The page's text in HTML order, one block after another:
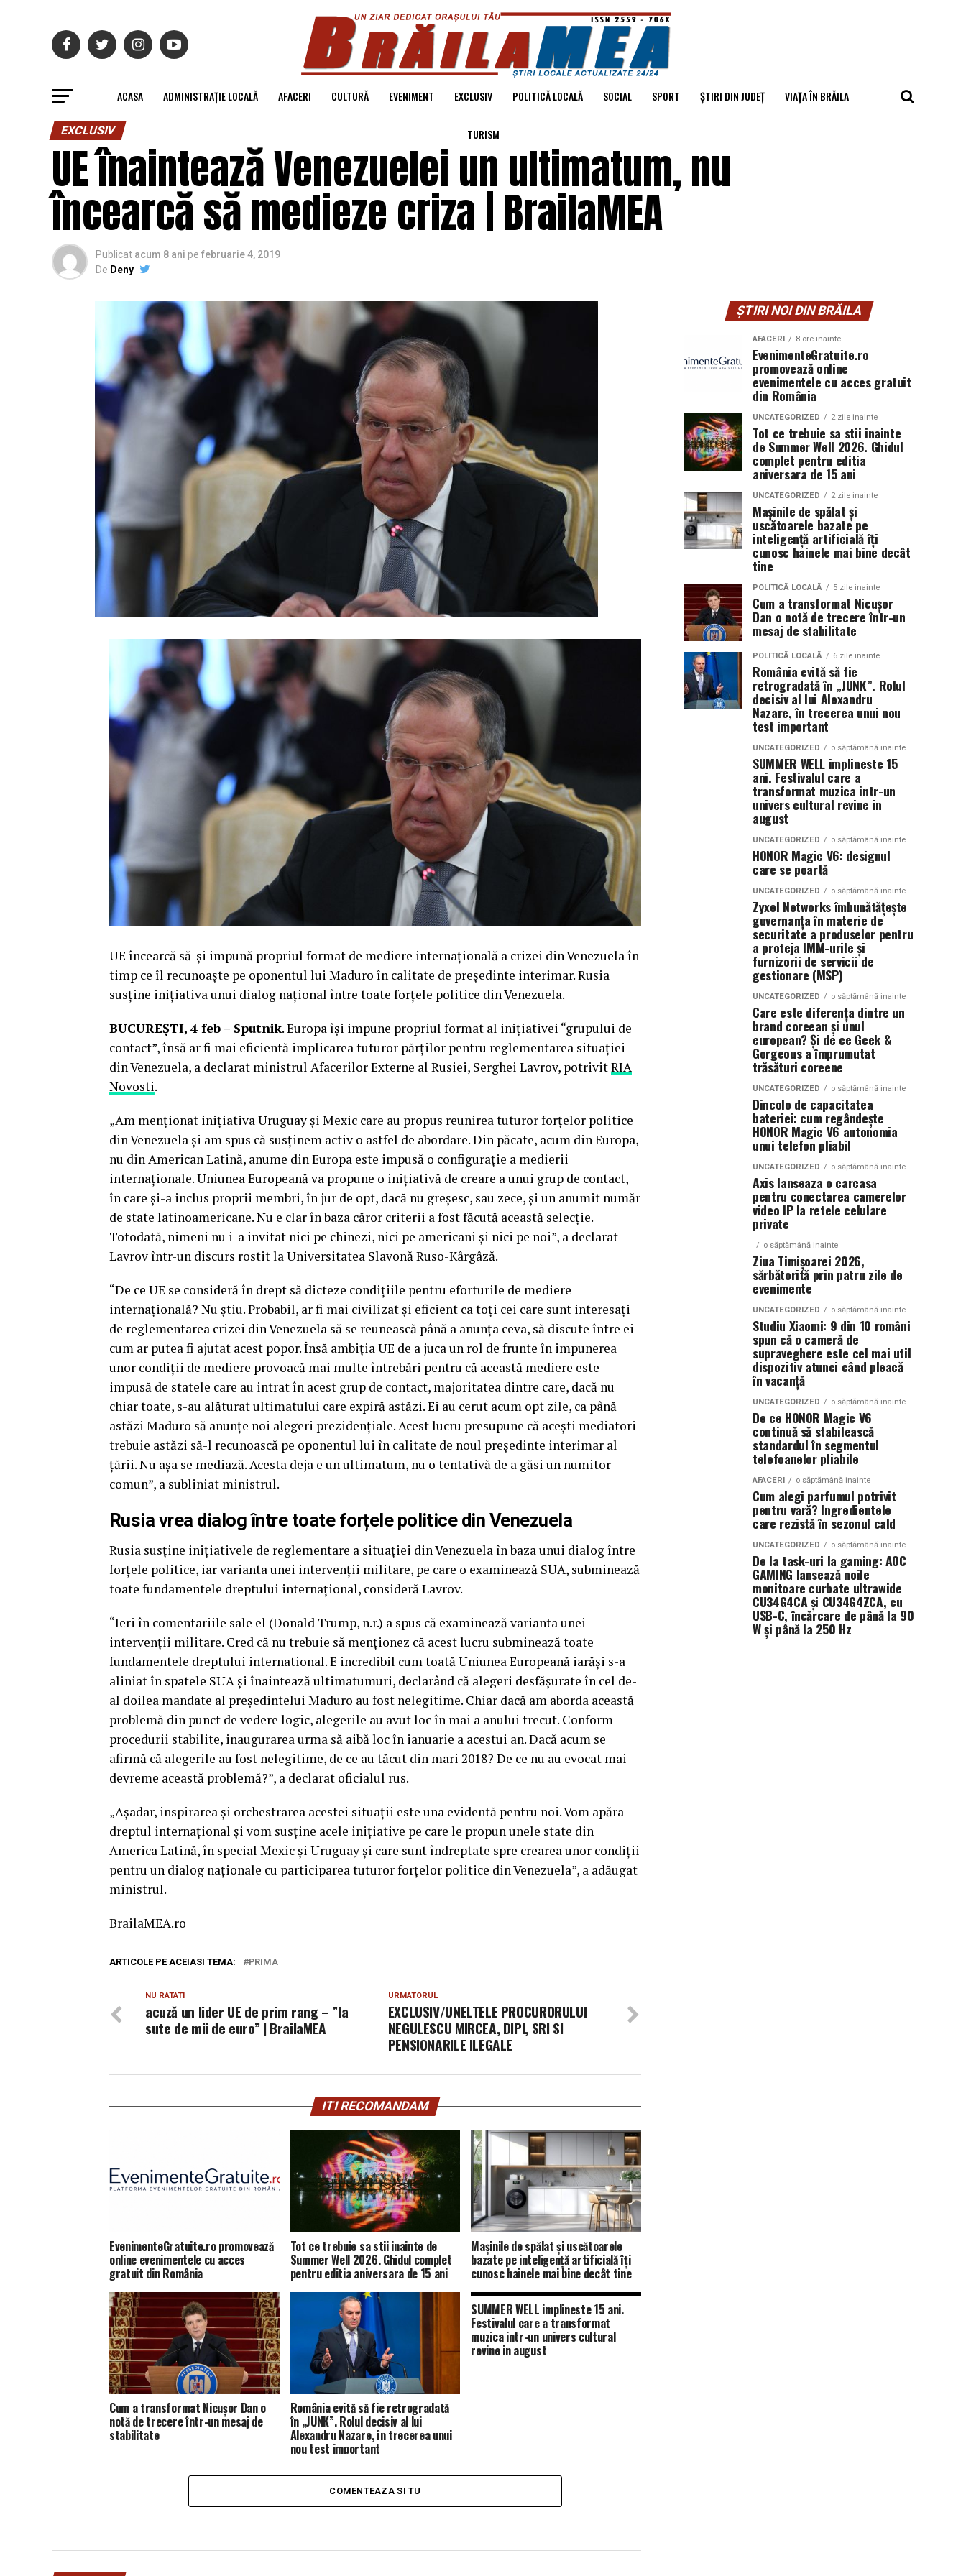
ACASA ADMINISTRAȚIE LOCALĂ AFACERI CULTURĂ EVENIMENT EXCLUSIV POLITICĂ LOCALĂ SOCIAL SPORT ȘTIRI DIN JUDEȚ VIAȚA ÎN BRĂILA
TURISM
EXCLUSIV
UE înaintează Venezuelei un ultimatum, nu
încearcă să medieze criza | BrailaMEA
Publicat acum 8 ani pe februarie 4, 2019
De Deny
UE încearcă să-și impună propriul format de mediere internațională a crizei din Venezuela în
timp ce îl recunoaște pe oponentul lui Maduro în calitate de președinte interimar. Rusia
susține inițiativa unui dialog național între toate forțele politice din Venezuela.
BUCUREȘTI, 4 feb – Sputnik. Europa își impune propriul format al inițiativei “grupului de
contact”, însă ar fi mai eficientă implicarea tuturor părților pentru reglementarea situației
din Venezuela, a declarat ministrul Afacerilor Externe al Rusiei, Serghei Lavrov, potrivitRIA
Novosti.
„Am menționat inițiativa Uruguay și Mexic care au propus reunirea tuturor forțelor politice
din Venezuela și am spus că susținem activ o astfel de abordare. Din păcate, acum din Europa,
nu din American Latină, anume din Europa este impusă o configurație a medierii
internaționale. Uniunea Europeană va propune o inițiativă de creare a unui grup de contact,
în care și-a inclus proprii membri, în jur de opt, dacă nu greșesc, sau zece, și un anumit număr
de state latinoamericane. Nu e clar în baza căror criterii a fost făcută această selecție.
Totodată, nimeni nu i-a invitat nici pe chinezi, nici pe americani și nici pe noi”, a declarat
Lavrov într-un discurs rostit la Universitatea Slavonă Ruso-Kârgâză.
“De ce UE se consideră în drept să dicteze condițiile pentru eforturile de mediere
internațională? Nu știu. Probabil, ar fi mai civilizat și eficient ca toți cei care sunt interesați
de reglementarea crizei din Venezuela să se reunească până a anunța ceva, să discute între ei
cum ar putea fi ajutat acest popor. Însă ambiția UE de a juca un rol de frunte în impunerea
unor condiții de mediere provoacă mai multe întrebări pentru că această mediere este
impusă de statele care au intrat în acest grup de contact, majoritatea dintre care, dacă nu
chiar toate, s-au alăturat ultimatului care expiră astăzi. Ei au cerut acum opt zile, ca până
astăzi Maduro să anunțe noi alegeri prezidențiale. Acest lucru presupune că acești mediatori
trebuie astăzi să-l recunoască pe oponentul lui în calitate de noul președinte interimar al
țării. Nu așa se mediază. Acesta deja e un ultimatum, nu o tentativă de a găsi un numitor
comun”, a subliniat ministrul.
Rusia vrea dialog între toate forțele politice din Venezuela
Rusia susține inițiativele de reglementare a situației din Venezuela în baza unui dialog între
forțele politice, iar varianta unei intervenții militare, pe care o examinează SUA, subminează
toate fundamentele dreptului internațional, consideră Lavrov.
“Ieri în comentariile sale el (Donald Trump, n.r.) a spus că examinează varianta unei
intervenții militare. Cred că nu trebuie să menționez că acest lucru subminează toate
fundamentele dreptului international. E incredibil cum toată Uniunea Europeană iarăși s-a
aliniat în spatele SUA și înaintează ultimatumuri, declarând că alegeri desfășurate în cel de-
al doilea mandate al președintelui Maduro au fost nelegitime. Chiar dacă am aborda această
problemă din punct de vedere logic, alegerile au avut loc în mai a anului trecut. Conform
procedurii stabilite, inaugurarea urma să aibă loc în ianuarie a acestui an. Dacă acum se
afirmă că alegerile au fost nelegitime, de ce au tăcut din mari 2018? De ce nu au evocat mai
devreme această problemă?”, a declarat oficialul rus.
„Așadar, inspirarea și orchestrarea acestei situații este una evidentă pentru noi. Vom apăra
dreptul internațional și vom susține acele inițiative pe care le propun unele state din
America Latină, în special Mexic și Uruguay și care sunt îndreptate spre crearea unor condiții
pentru un dialog naționale cu participarea tuturor forțelor politice din Venezuela”, a adăugat
ministrul.
BrailaMEA.ro
ARTICOLE PE ACEIASI TEMA: PRIMA
URMATORUL
EXCLUSIV/UNELTELE PROCURORULUI
NEGULESCU MIRCEA, DIPI, SRI SI
PENSIONARILE ILEGALE
NU RATATI
acuză un lider UE de prim rang – ”Ia
sute de mii de euro” | BrailaMEA
ITI RECOMANDAM
EvenimenteGratuite.ro promovează
online evenimentele cu acces
gratuit din România
Tot ce trebuie sa stii inainte de
Summer Well 2026. Ghidul complet
pentru editia aniversara de 15 ani
Mașinile de spălat și uscătoarele
bazate pe inteligență artificială îți
cunosc hainele mai bine decât tine
Cum a transformat Nicușor Dan o
notă de trecere într-un mesaj de
stabilitate
România evită să fie retrogradată
în „JUNK”. Rolul decisiv al lui
Alexandru Nazare, în trecerea unui
nou test important
SUMMER WELL implineste 15 ani.
Festivalul care a transformat
muzica intr-un univers cultural
revine in august
COMENTEAZA SI TU
ȘTIRI NOI DIN BRĂILA
AFACERI 8 ore inainte
EvenimenteGratuite.ro
promovează online
evenimentele cu acces gratuit
din România
UNCATEGORIZED 2 zile inainte
Tot ce trebuie sa stii inainte
de Summer Well 2026. Ghidul
complet pentru editia
aniversara de 15 ani
UNCATEGORIZED 2 zile inainte
Mașinile de spălat și
uscătoarele bazate pe
inteligență artificială îți
cunosc hainele mai bine decât
tine
POLITICĂ LOCALĂ 5 zile inainte
Cum a transformat Nicușor
Dan o notă de trecere într-un
mesaj de stabilitate
POLITICĂ LOCALĂ 6 zile inainte
România evită să fie
retrogradată în „JUNK”. Rolul
decisiv al lui Alexandru
Nazare, în trecerea unui nou
test important
UNCATEGORIZED o săptămână inainte
SUMMER WELL implineste 15
ani. Festivalul care a
transformat muzica intr-un
univers cultural revine in
august
UNCATEGORIZED o săptămână inainte
HONOR Magic V6: designul
care se poartă
UNCATEGORIZED o săptămână inainte
Zyxel Networks îmbunătățește
guvernanța în materie de
securitate a produselor pentru
a proteja IMM-urile și
furnizorii de servicii de
gestionare (MSP)
UNCATEGORIZED o săptămână inainte
Care este diferența dintre un
brand coreean și unul
european? Și de ce Geek &
Gorgeous a împrumutat
trăsături coreene
UNCATEGORIZED o săptămână inainte
Dincolo de capacitatea
bateriei: cum regândește
HONOR Magic V6 autonomia
unui telefon pliabil
UNCATEGORIZED o săptămână inainte
Axis lanseaza o carcasa
pentru conectarea camerelor
video IP la retele celulare
private
o săptămână inainte
Ziua Timișoarei 2026,
sărbătorită prin patru zile de
evenimente
UNCATEGORIZED o săptămână inainte
Studiu Xiaomi: 9 din 10 români
spun că o cameră de
supraveghere este cel mai util
dispozitiv atunci când pleacă
în vacanță
UNCATEGORIZED o săptămână inainte
De ce HONOR Magic V6
continuă să stabilească
standardul în segmentul
telefoanelor pliabile
AFACERI o săptămână inainte
Cum alegi parfumul potrivit
pentru vară? Ingredientele
care rezistă în sezonul cald
UNCATEGORIZED o săptămână inainte
De la task-uri la gaming: AOC
GAMING lansează noile
monitoare curbate ultrawide
CU34G4CA și CU34G4ZCA, cu
USB-C, încărcare de până la 90
W și până la 250 Hz